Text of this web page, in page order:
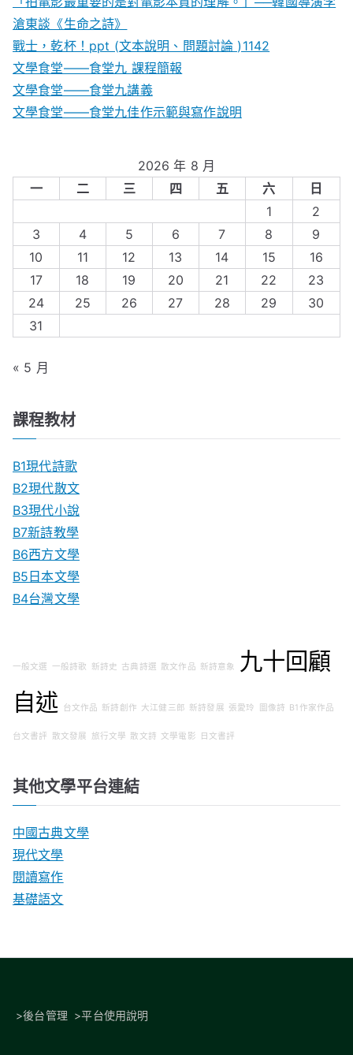
滄東談《生命之詩》
戰士，乾杯！ppt (文本說明、問題討論 )1142
文學食堂——食堂九 課程簡報
文學食堂――食堂九講義
文學食堂——食堂九佳作示範與寫作說明
2026 年 8 月
一
二 三 四 五 六
日
1
2
3
4 5 6 7 8
9
10
11 12 13 14 15
16
17
18 19 20 21 22
23
24
25 26 27 28 29
30
31
« 5 月
課程教材
B1現代詩歌
B2現代散文
B3現代小說
B7新詩教學
B6西方文學
B5日本文學
B4台灣文學
一般文選 一般詩歌 新詩史 古典詩選 散文作品 新詩意象
九十回顧
自述
台文作品 新詩創作 大江健三郎 新詩發展 張愛玲 圖像詩 B1作家作品
台文書評 散文發展 旅行文學 散文詩 文學電影 日文書評
其他文學平台連結
中國古典文學
現代文學
閱讀寫作
基礎語文
>後台管理 >平台使用說明